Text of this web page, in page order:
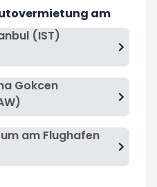
am
(IST)
Gokcen
am Flughafen